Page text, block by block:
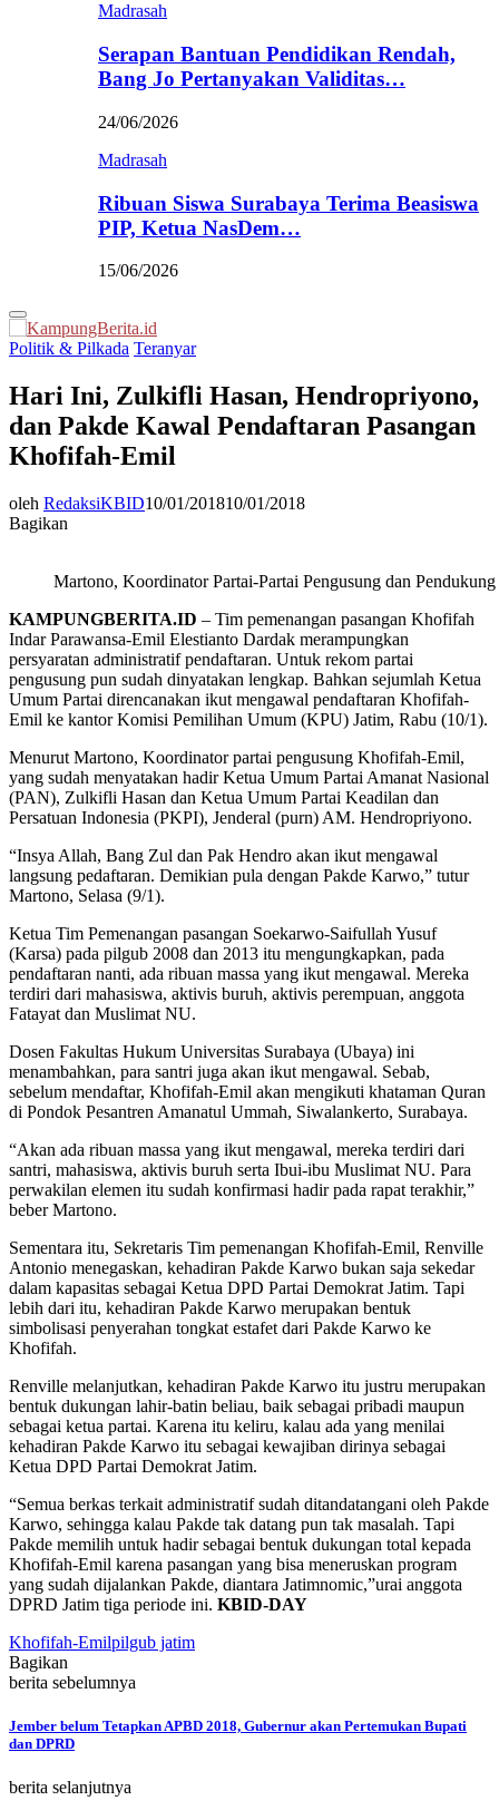
Madrasah
Serapan Bantuan Pendidikan Rendah,
Bang Jo Pertanyakan Validitas…
24/06/2026
Madrasah
Ribuan Siswa Surabaya Terima Beasiswa
PIP, Ketua NasDem…
15/06/2026
Primary
Menu
Politik & Pilkada Teranyar
Hari Ini, Zulkifli Hasan, Hendropriyono,
dan Pakde Kawal Pendaftaran Pasangan
Khofifah-Emil
oleh RedaksiKBID10/01/201810/01/2018
Bagikan
Martono, Koordinator Partai-Partai Pengusung dan
KAMPUNGBERITA.ID – Tim pemenangan pasangan Khofifah
Indar Parawansa-Emil Elestianto Dardak merampungkan
persyaratan administratif pendaftaran. Untuk rekom partai
pengusung pun sudah dinyatakan lengkap. Bahkan sejumlah Ketua
Umum Partai direncanakan ikut mengawal pendaftaran Khofifah-
Emil ke kantor Komisi Pemilihan Umum (KPU) Jatim, Rabu (10/1).
Menurut Martono, Koordinator partai pengusung Khofifah-Emil,
yang sudah menyatakan hadir Ketua Umum Partai Amanat Nasional
(PAN), Zulkifli Hasan dan Ketua Umum Partai Keadilan dan
Persatuan Indonesia (PKPI), Jenderal (purn) AM. Hendropriyono.
“Insya Allah, Bang Zul dan Pak Hendro akan ikut mengawal
langsung pedaftaran. Demikian pula dengan Pakde Karwo,” tutur
Martono, Selasa (9/1).
Ketua Tim Pemenangan pasangan Soekarwo-Saifullah Yusuf
(Karsa) pada pilgub 2008 dan 2013 itu mengungkapkan, pada
pendaftaran nanti, ada ribuan massa yang ikut mengawal. Mereka
terdiri dari mahasiswa, aktivis buruh, aktivis perempuan, anggota
Fatayat dan Muslimat NU.
Dosen Fakultas Hukum Universitas Surabaya (Ubaya) ini
menambahkan, para santri juga akan ikut mengawal. Sebab,
sebelum mendaftar, Khofifah-Emil akan mengikuti khataman Quran
di Pondok Pesantren Amanatul Ummah, Siwalankerto, Surabaya.
“Akan ada ribuan massa yang ikut mengawal, mereka terdiri dari
santri, mahasiswa, aktivis buruh serta Ibui-ibu Muslimat NU. Para
perwakilan elemen itu sudah konfirmasi hadir pada rapat terakhir,”
beber Martono.
Sementara itu, Sekretaris Tim pemenangan Khofifah-Emil, Renville
Antonio menegaskan, kehadiran Pakde Karwo bukan saja sekedar
dalam kapasitas sebagai Ketua DPD Partai Demokrat Jatim. Tapi
lebih dari itu, kehadiran Pakde Karwo merupakan bentuk
simbolisasi penyerahan tongkat estafet dari Pakde Karwo ke
Khofifah.
Renville melanjutkan, kehadiran Pakde Karwo itu justru merupakan
bentuk dukungan lahir-batin beliau, baik sebagai pribadi maupun
sebagai ketua partai. Karena itu keliru, kalau ada yang menilai
kehadiran Pakde Karwo itu sebagai kewajiban dirinya sebagai
Ketua DPD Partai Demokrat Jatim.
“Semua berkas terkait administratif sudah ditandatangani oleh Pakde
Karwo, sehingga kalau Pakde tak datang pun tak masalah. Tapi
Pakde memilih untuk hadir sebagai bentuk dukungan total kepada
Khofifah-Emil karena pasangan yang bisa meneruskan program
yang sudah dijalankan Pakde, diantara Jatimnomic,”urai anggota
DPRD Jatim tiga periode ini. KBID-DAY
Khofifah-Emilpilgub jatim
Bagikan
berita sebelumnya
Jember belum Tetapkan APBD 2018, Gubernur akan Pertemukan Bupati
dan DPRD
berita selanjutnya